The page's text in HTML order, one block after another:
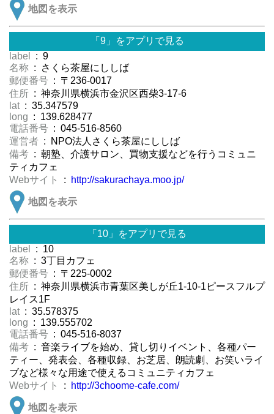
地図を表示
「9」をアプリで見る
label
: 9
名称 : さくら茶屋にししば
郵便番号 : 〒236-0017
住所 : 神奈川県横浜市金沢区西柴3-17-6
lat : 35.347579
long : 139.628477
電話番号 : 045-516-8560
運営者 : NPO法人さくら茶屋にししば
備考 : 朝塾、介護サロン、買物支援などを行うコミュニ
ティカフェ
Webサイト
: http://sakurachaya.moo.jp/
地図を表示
「10」をアプリで見る
label
: 10
名称 : 3丁目カフェ
郵便番号 : 〒225-0002
住所 : 神奈川県横浜市青葉区美しが丘1-10-1ピースフルプ
レイス1F
lat : 35.578375
long : 139.555702
電話番号 : 045-516-8037
備考 : 音楽ライブを始め、貸し切りイベント、各種パー
ティー、発表会、各種収録、お芝居、朗読劇、お笑いライ
ブなど様々な用途で使えるコミュニティカフェ
Webサイト
: http://3choome-cafe.com/
地図を表示